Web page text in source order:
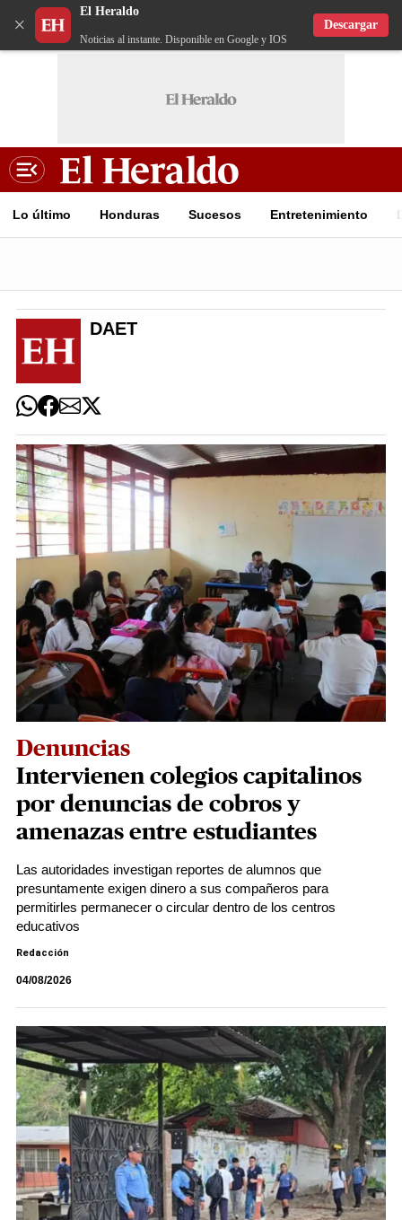
×
El Heraldo
Noticias al instante. Disponible en Google y IOS
Descargar
Lo último Honduras Sucesos Entretenimiento
DAET
Denuncias
Intervienen colegios capitalinos
por denuncias de cobros y
amenazas entre estudiantes
Las autoridades investigan reportes de alumnos que
presuntamente exigen dinero a sus compañeros para
permitirles permanecer o circular dentro de los centros
educativos
Redacción
04/08/2026